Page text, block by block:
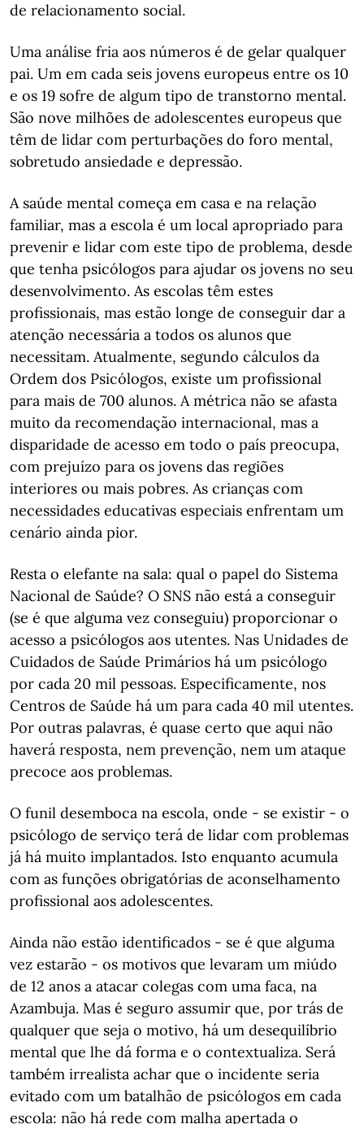
de relacionamento social.
Uma análise fria aos números é de gelar qualquer
pai. Um em cada seis jovens europeus entre os 10
e os 19 sofre de algum tipo de transtorno mental.
São nove milhões de adolescentes europeus que
têm de lidar com perturbações do foro mental,
sobretudo ansiedade e depressão.
A saúde mental começa em casa e na relação
familiar, mas a escola é um local apropriado para
prevenir e lidar com este tipo de problema, desde
que tenha psicólogos para ajudar os jovens no seu
desenvolvimento. As escolas têm estes
profissionais, mas estão longe de conseguir dar a
atenção necessária a todos os alunos que
necessitam. Atualmente, segundo cálculos da
Ordem dos Psicólogos, existe um profissional
para mais de 700 alunos. A métrica não se afasta
muito da recomendação internacional, mas a
disparidade de acesso em todo o país preocupa,
com prejuízo para os jovens das regiões
interiores ou mais pobres. As crianças com
necessidades educativas especiais enfrentam um
cenário ainda pior.
Resta o elefante na sala: qual o papel do Sistema
Nacional de Saúde? O SNS não está a conseguir
(se é que alguma vez conseguiu) proporcionar o
acesso a psicólogos aos utentes. Nas Unidades de
Cuidados de Saúde Primários há um psicólogo
por cada 20 mil pessoas. Especificamente, nos
Centros de Saúde há um para cada 40 mil utentes.
Por outras palavras, é quase certo que aqui não
haverá resposta, nem prevenção, nem um ataque
precoce aos problemas.
O funil desemboca na escola, onde - se existir - o
psicólogo de serviço terá de lidar com problemas
já há muito implantados. Isto enquanto acumula
com as funções obrigatórias de aconselhamento
profissional aos adolescentes.
Ainda não estão identificados - se é que alguma
vez estarão - os motivos que levaram um miúdo
de 12 anos a atacar colegas com uma faca, na
Azambuja. Mas é seguro assumir que, por trás de
qualquer que seja o motivo, há um desequilíbrio
mental que lhe dá forma e o contextualiza. Será
também irrealista achar que o incidente seria
evitado com um batalhão de psicólogos em cada
escola: não há rede com malha apertada o